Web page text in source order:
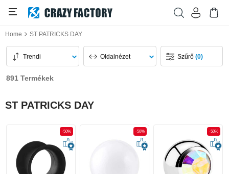
Home ST PATRICKS DAY
Trendi Oldalnézet Szűrő(0)
891 Termékek
ST PATRICKS DAY
-50% -50% -50%